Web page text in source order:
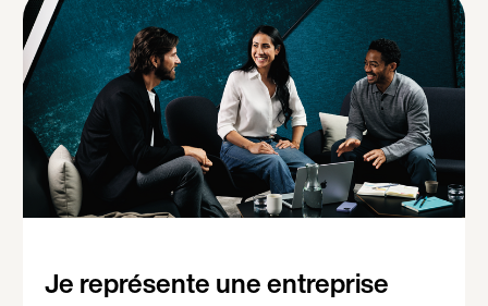
Je représente une entreprise